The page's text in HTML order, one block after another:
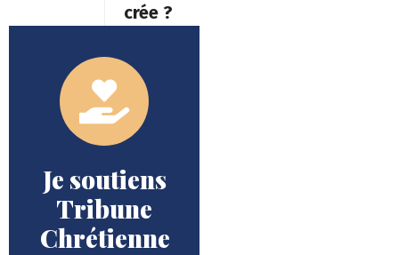
crée ?
Je soutiens
Tribune
Chrétienne